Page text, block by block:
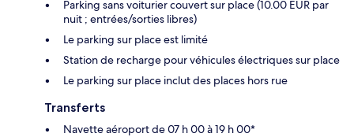
Parking sans voiturier couvert sur place (10.00 EUR par
nuit ; entrées/sorties libres)
Le parking sur place est limité
Station de recharge pour véhicules électriques sur place
Le parking sur place inclut des places hors rue
Transferts
Navette aéroport de 07 h 00 à 19 h 00*